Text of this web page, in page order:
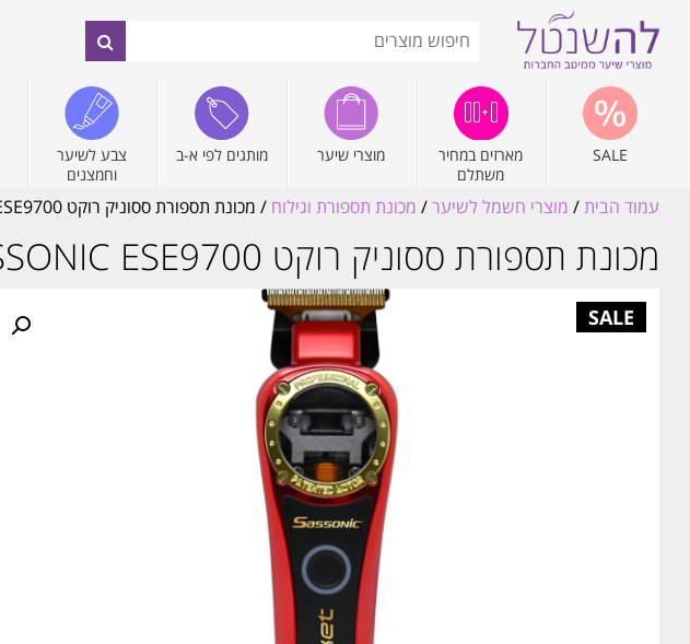
SALE
מארזים במחיר
משתלם
מוצרי שיער מותגים לפי א-ב
צבע לשיער
וחמצנים
עמוד הבית/ מוצרי חשמל לשיער/ מכונת תספורת וגילוח / מכונת תספורת ססוניק רוקט ROCKET SASSONIC ESE9700 ווקס מתנה
מכונת תספורת ססוניק רוקט ROCKET SASSONIC ESE9700 ווקס מתנה